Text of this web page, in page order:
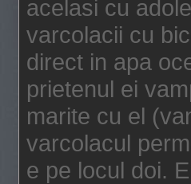
acelasi cu
varcolacii cu
direct in apa
prietenul ei
marite cu el
varcolacul
e pe locul doi.